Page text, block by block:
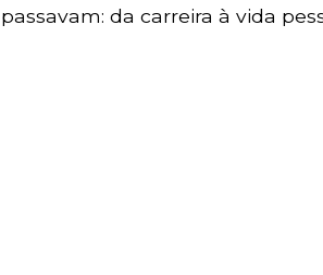
passavam: da carreira à vida